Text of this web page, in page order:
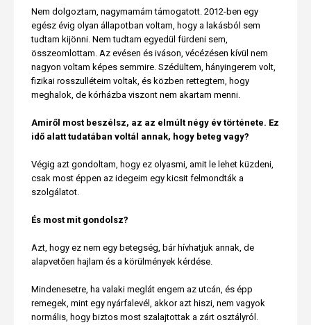
Nem dolgoztam, nagymamám támogatott. 2012-ben egy
egész évig olyan állapotban voltam, hogy a lakásból sem
tudtam kijönni. Nem tudtam egyedül fürdeni sem,
összeomlottam. Az evésen és iváson, vécézésen kívül nem
nagyon voltam képes semmire. Szédültem, hányingerem volt,
fizikai rosszulléteim voltak, és közben rettegtem, hogy
meghalok, de kórházba viszont nem akartam menni.
Amiről most beszélsz, az az elmúlt négy év története. Ez
idő alatt tudatában voltál annak, hogy beteg vagy?
Végig azt gondoltam, hogy ez olyasmi, amit le lehet küzdeni,
csak most éppen az idegeim egy kicsit felmondták a
szolgálatot.
És most mit gondolsz?
Azt, hogy ez nem egy betegség, bár hívhatjuk annak, de
alapvetően hajlam és a körülmények kérdése.
Mindenesetre, ha valaki meglát engem az utcán, és épp
remegek, mint egy nyárfalevél, akkor azt hiszi, nem vagyok
normális, hogy biztos most szalajtottak a zárt osztályról.